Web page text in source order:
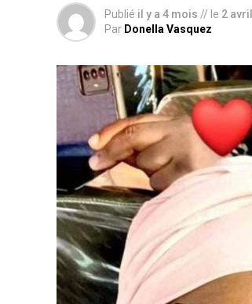
Publié il y a 4 mois // le 2
Par Donella Vasquez